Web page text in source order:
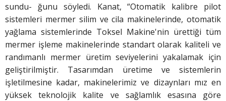
sundu- ğunu söyledi. Kanat, “Otomatik kalibre pilot
sistemleri mermer silim ve cila makinelerinde, otomatik
yağlama sistemlerinde Toksel Makine'nin ürettiği tüm
mermer işleme makinelerinde standart olarak kaliteli ve
randımanlı mermer üretim seviyelerini yakalamak için
geliştirilmiştir. Tasarımdan üretime ve sistemlerin
işletilmesine kadar, makinelerimiz ve dizaynları mız en
yüksek teknolojik kalite ve sağlamlık esasına göre